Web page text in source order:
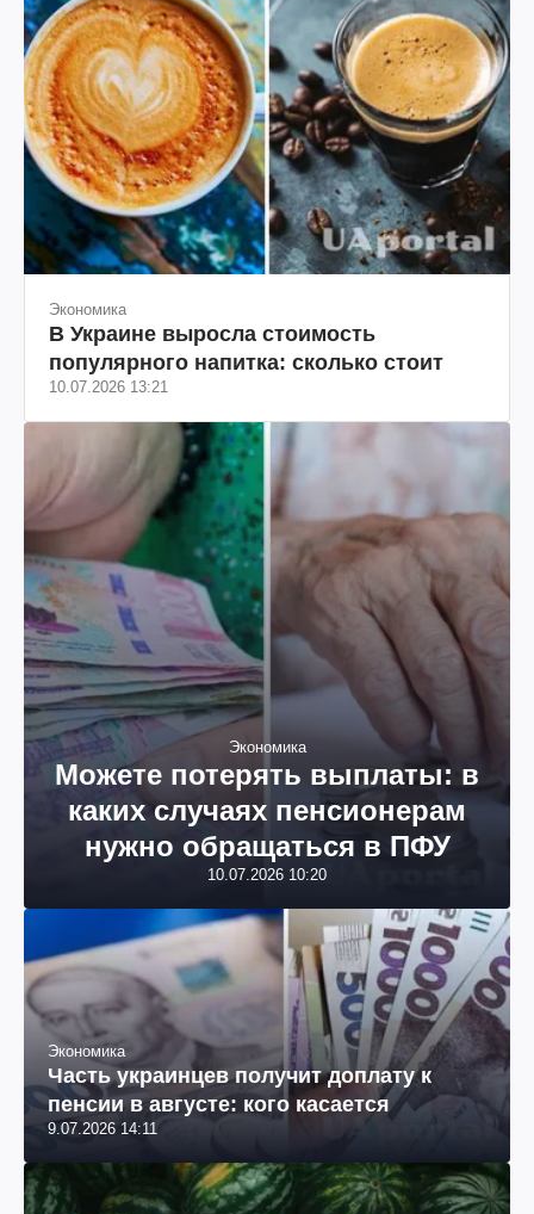
Экономика
В Украине выросла стоимость
популярного напитка: сколько стоит
10.07.2026 13:21
Экономика
Можете потерять выплаты: в
каких случаях пенсионерам
нужно обращаться в ПФУ
10.07.2026 10:20
Экономика
Часть украинцев получит доплату к
пенсии в августе: кого касается
9.07.2026 14:11